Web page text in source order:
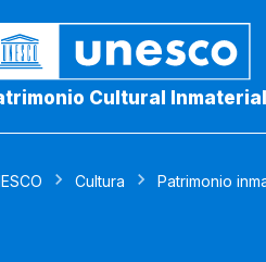
Cultural Inmaterial
Cultura Patrimonio